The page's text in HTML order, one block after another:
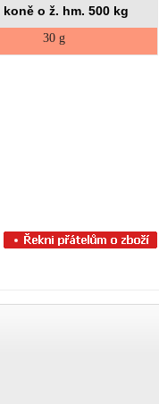
koně o ž. hm. 500 kg
30 g